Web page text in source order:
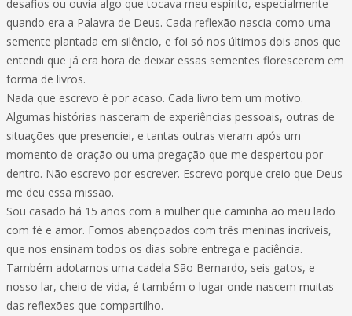
desafios ou ouvia algo que tocava meu espírito, especialmente
quando era a Palavra de Deus. Cada reflexão nascia como uma
semente plantada em silêncio, e foi só nos últimos dois anos que
entendi que já era hora de deixar essas sementes florescerem em
forma de livros.
Nada que escrevo é por acaso. Cada livro tem um motivo.
Algumas histórias nasceram de experiências pessoais, outras de
situações que presenciei, e tantas outras vieram após um
momento de oração ou uma pregação que me despertou por
dentro. Não escrevo por escrever. Escrevo porque creio que Deus
me deu essa missão.
Sou casado há 15 anos com a mulher que caminha ao meu lado
com fé e amor. Fomos abençoados com três meninas incríveis,
que nos ensinam todos os dias sobre entrega e paciência.
Também adotamos uma cadela São Bernardo, seis gatos, e
nosso lar, cheio de vida, é também o lugar onde nascem muitas
das reflexões que compartilho.